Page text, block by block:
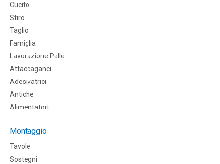
Cucito
Stiro
Taglio
Famiglia
Lavorazione Pelle
Attaccaganci
Adesivatrici
Antiche
Alimentatori
Montaggio
Tavole
Sostegni